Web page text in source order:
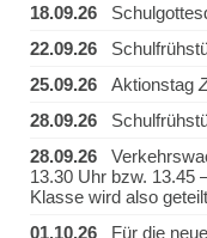
18.09.26
22.09.26
25.09.26 Aktionstag
28.09.26
28.09.26
13.30 Uhr bzw. 13.45
Klasse wird also
01.10.26 Für die